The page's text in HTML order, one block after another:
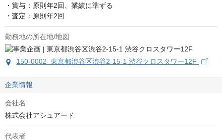
・賞与：原則年2回、業績に準ずる
・査定：原則年2回
勤務地の所在地/地図
150-0002 東京都渋谷区渋谷2-15-1 渋谷クロスタワー12F
企業情報
会社名
株式会社アシュアード
代表者